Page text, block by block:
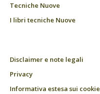
Tecniche Nuove
I libri tecniche Nuove
Disclaimer e note legali
Privacy
Informativa estesa sui cookie